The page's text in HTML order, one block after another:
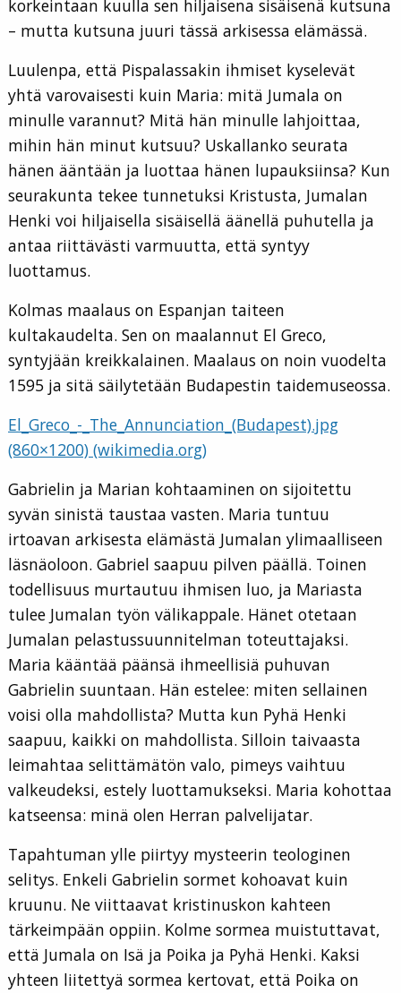
korkeintaan kuulla sen hiljaisena sisäisenä kutsuna
– mutta kutsuna juuri tässä arkisessa elämässä.
Luulenpa, että Pispalassakin ihmiset kyselevät
yhtä varovaisesti kuin Maria: mitä Jumala on
minulle varannut? Mitä hän minulle lahjoittaa,
mihin hän minut kutsuu? Uskallanko seurata
hänen ääntään ja luottaa hänen lupauksiinsa? Kun
seurakunta tekee tunnetuksi Kristusta, Jumalan
Henki voi hiljaisella sisäisellä äänellä puhutella ja
antaa riittävästi varmuutta, että syntyy
luottamus.
Kolmas maalaus on Espanjan taiteen
kultakaudelta. Sen on maalannut El Greco,
syntyjään kreikkalainen. Maalaus on noin vuodelta
1595 ja sitä säilytetään Budapestin taidemuseossa.
El_Greco_-_The_Annunciation_(Budapest).jpg
(860×1200) (wikimedia.org)
Gabrielin ja Marian kohtaaminen on sijoitettu
syvän sinistä taustaa vasten. Maria tuntuu
irtoavan arkisesta elämästä Jumalan ylimaalliseen
läsnäoloon. Gabriel saapuu pilven päällä. Toinen
todellisuus murtautuu ihmisen luo, ja Mariasta
tulee Jumalan työn välikappale. Hänet otetaan
Jumalan pelastussuunnitelman toteuttajaksi.
Maria kääntää päänsä ihmeellisiä puhuvan
Gabrielin suuntaan. Hän estelee: miten sellainen
voisi olla mahdollista? Mutta kun Pyhä Henki
saapuu, kaikki on mahdollista. Silloin taivaasta
leimahtaa selittämätön valo, pimeys vaihtuu
valkeudeksi, estely luottamukseksi. Maria kohottaa
katseensa: minä olen Herran palvelijatar.
Tapahtuman ylle piirtyy mysteerin teologinen
selitys. Enkeli Gabrielin sormet kohoavat kuin
kruunu. Ne viittaavat kristinuskon kahteen
tärkeimpään oppiin. Kolme sormea muistuttavat,
että Jumala on Isä ja Poika ja Pyhä Henki. Kaksi
yhteen liitettyä sormea kertovat, että Poika on